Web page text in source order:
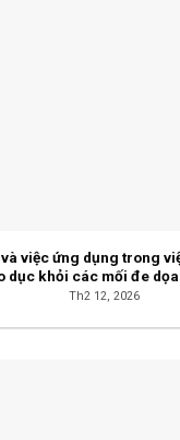
việc ứng dụng trong
dục khỏi các mối đe
Th2 12, 2026